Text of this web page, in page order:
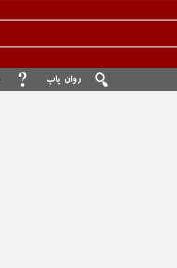
روان یاب